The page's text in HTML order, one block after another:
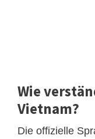
Wie
Vietnam?
Die offizielle